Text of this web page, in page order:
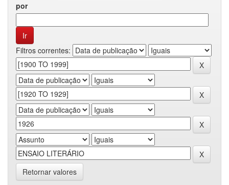
por
Filtros correntes:
Retornar valores